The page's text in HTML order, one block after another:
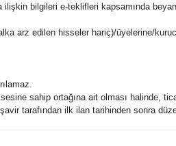
bilgileri e-teklifleri kapsamında
arz edilen hisseler hariç)/üyelerine/
sahip ortağına ait olması halinde,
tarafından ilk ilan tarihinden sonra